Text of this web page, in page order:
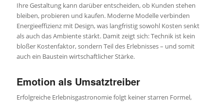
Ihre Gestaltung kann darüber entscheiden, ob Kunden stehen
bleiben, probieren und kaufen. Moderne Modelle verbinden
Energieeffizienz mit Design, was langfristig sowohl Kosten senkt
als auch das Ambiente stärkt. Damit zeigt sich: Technik ist kein
bloßer Kostenfaktor, sondern Teil des Erlebnisses – und somit
auch ein Baustein wirtschaftlicher Stärke.
Emotion als Umsatztreiber
Erfolgreiche Erlebnisgastronomie folgt keiner starren Formel,